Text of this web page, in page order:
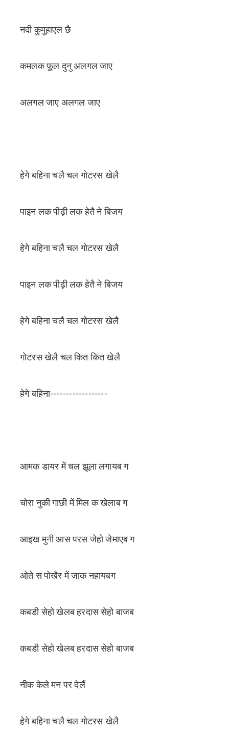
नदी कुमुहाएल छै
कमलक फूल दुनु अलगल जाए
अलगल जाए अलगल जाए
हेगे बहिना चलै चल गोटरस खेलै
पाइन लक पीढ़ी लक हेतै ने बिजय
हेगे बहिना चलै चल गोटरस खेलै
पाइन लक पीढ़ी लक हेतै ने बिजय
हेगे बहिना चलै चल गोटरस खेलै
गोटरस खेलै चल कित कित खेलै
हेगे बहिना------------------
आमक डायर में चल झूला लगायब ग
चोरा नुकी गाछी में मिल क खेलाब ग
आइख मुनी आस परस जेहो जेमाएब ग
ओते स पोखैर में जाक नहायबग
कबडी सेहो खेलब हरदास सेहो बाजब
कबडी सेहो खेलब हरदास सेहो बाजब
नीक केले मन पर देलैं
हेगे बहिना चलै चल गोटरस खेलै